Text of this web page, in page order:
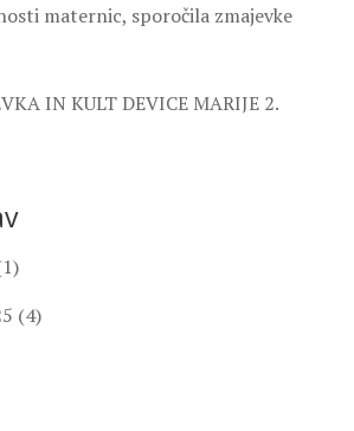
maternic, sporočila zmajevke
IN KULT DEVICE MARIJE 2.
(4)